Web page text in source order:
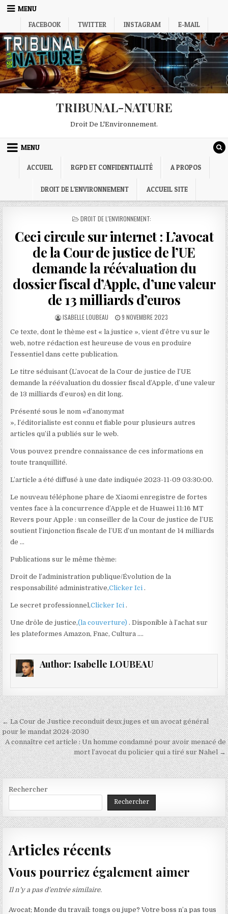
Skip
MENU
FACEBOOK
TWITTER INSTAGRAM E-MAIL
TRIBUNAL-NATURE
Droit De L'Environnement.
MENU
ACCUEIL RGPD ET CONFIDENTIALITÉ A PROPOS
DROIT DE L’ENVIRONNEMENT ACCUEIL SITE
POSTED
DROIT DE L'ENVIRONNEMENT:
Ceci circule sur internet : L’avocat
de la Cour de justice de l’UE
demande la réévaluation du
dossier fiscal d’Apple, d’une valeur
de 13 milliards d’euros
AUTHOR:
ISABELLE LOUBEAU
PUBLISHED
9 NOVEMBRE 2023
Ce texte, dont le thème est « la justice », vient d’être vu sur le
web, notre rédaction est heureuse de vous en produire
l’essentiel dans cette publication.
Le titre séduisant (L’avocat de la Cour de justice de l’UE
demande la réévaluation du dossier fiscal d’Apple, d’une valeur
de 13 milliards d’euros) en dit long.
Présenté sous le nom «d’anonymat
», l’éditorialiste est connu et fiable pour plusieurs autres
articles qu’il a publiés sur le web.
Vous pouvez prendre connaissance de ces informations en
toute tranquillité.
L’article a été diffusé à une date indiquée 2023-11-09 03:30:00.
Le nouveau téléphone phare de Xiaomi enregistre de fortes
ventes face à la concurrence d’Apple et de Huawei 11:16 MT
Revers pour Apple : un conseiller de la Cour de justice de l’UE
soutient l’injonction fiscale de l’UE d’un montant de 14 milliards
de …
Publications sur le même thème:
Droit de l’administration publique/Évolution de la
responsabilité administrative,Clicker Ici.
Le secret professionnel,Clicker Ici.
Une drôle de justice,(la couverture). Disponible à l’achat sur
les plateformes Amazon, Fnac, Cultura ….
Author: Isabelle LOUBEAU
Navigation
de
l’article
← La Cour de Justice reconduit deux juges et un avocat général
pour le mandat 2024-2030
A connaître cet article : Un homme condamné pour avoir menacé de
mort l’avocat du policier qui a tiré sur Nahel →
Rechercher
Rechercher
Articles récents
Vous pourriez également aimer
Il n’y a pas d’entrée similaire.
Avocat; Monde du travail: tongs ou jupe? Votre boss n’a pas tous